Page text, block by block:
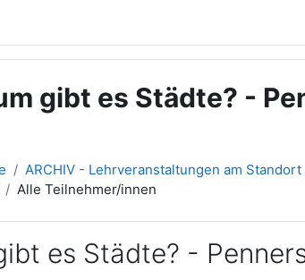
gibt es Städte? -
ARCHIV - Lehrveranstaltungen am
Alle Teilnehmer/innen
es Städte? -